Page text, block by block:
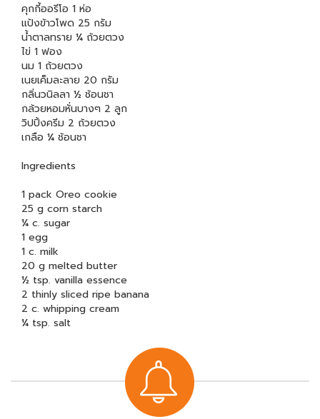
คุกกี้ออรีโอ 1 ห่อ
แป้งข้าวโพด 25 กรัม
น้ำตาลทราย ¼ ถ้วยตวง
ไข่ 1 ฟอง
นม 1 ถ้วยตวง
เนยเค็มละลาย 20 กรัม
กลิ่นวนิลลา ½ ช้อนชา
กล้วยหอมหั่นบางๆ 2 ลูก
วิปปิ้งครีม 2 ถ้วยตวง
เกลือ ¼ ช้อนชา
Ingredients
1 pack Oreo cookie
25 g corn starch
¼ c. sugar
1 egg
1 c. milk
20 g melted butter
½ tsp. vanilla essence
2 thinly sliced ripe banana
2 c. whipping cream
¼ tsp. salt